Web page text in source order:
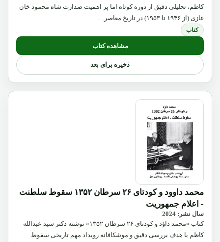
کاظم، تحلیلی دقیق از دوره کوتاه اما پر اهمیت صدارت شاه محمود خان
غازی (از ۱۹۴۶ تا ۱۹۵۳) در تاریخ معاصر…
کتاب
مشاهده کتاب
ذخیره برای بعد
محمد داوود و کودتای ۲۶ سرطان ۱۳۵۲ سقوط سلطنت
- اعلام جمهوریت
سال نشر: 2024
کتاب «محمد داؤد و کودتای ۲۶ سرطان ۱۳۵۲» نوشته دکتر سید عبدالله
کاظم با هدف بررسی دقیق و موشکافانه رویداد مهم تاریخی سقوط